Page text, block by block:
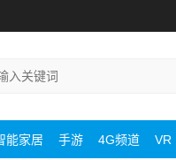
能家居 手游 4G频道 VR